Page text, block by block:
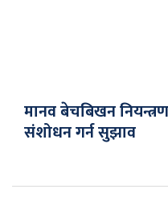
मानव बेचबिखन
संशोधन गर्न सुझाव